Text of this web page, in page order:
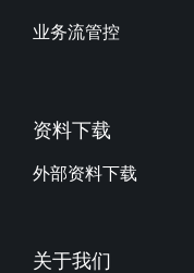
业务流管控
资料下载
外部资料下载
关于我们